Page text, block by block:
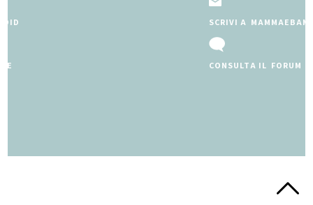
SCRIVI A MAMMAEBAMBINO@MARIONEGRI.IT